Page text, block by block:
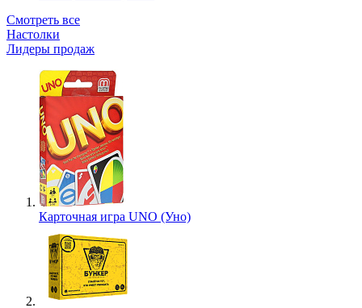
Смотреть все
Настолки
Лидеры продаж
Карточная игра UNO (Уно)